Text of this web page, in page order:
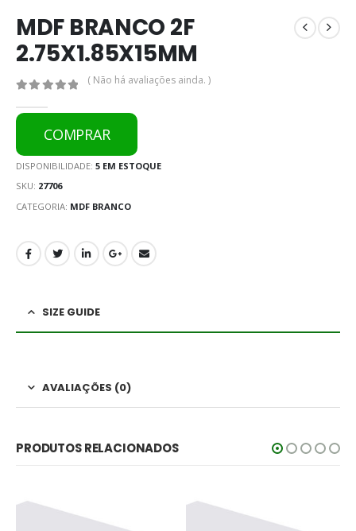
MDF BRANCO 2F
2.75X1.85X15MM
( Não há avaliações ainda. )
COMPRAR
DISPONIBILIDADE: 5 EM ESTOQUE
SKU: 27706
CATEGORIA: MDF BRANCO
SIZE GUIDE
AVALIAÇÕES (0)
PRODUTOS RELACIONADOS